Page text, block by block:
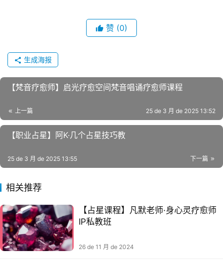
赞 (0)
生成海报
【梵音疗愈师】启光疗愈空间梵音唱诵疗愈师课程
上一篇 25 de 3 月 de 2025 13:52
【职业占星】阿K·几个占星技巧教
下一篇
25 de 3 月 de 2025 13:55
相关推荐
【‮星⁠占‬‎课程】凡‮老⁠默‬‎师·身心‮疗⁠灵‬‎愈师
26 de 11 月 de 2024